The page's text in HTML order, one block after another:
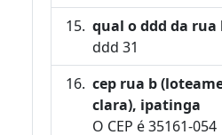
qual o ddd da
ddd 31
cep rua b
clara), ipatinga
O CEP é 35161-054